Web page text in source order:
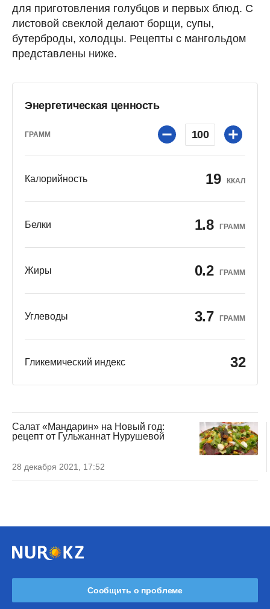
для приготовления голубцов и первых блюд. С
листовой свеклой делают борщи, супы,
бутерброды, холодцы. Рецепты с мангольдом
представлены ниже.
Энергетическая ценность
ГРАММ 100
19 ККАЛ
Калорийность
1.8 ГРАММ
Белки
0.2 ГРАММ
Жиры
3.7 ГРАММ
Углеводы
32
Гликемический индекс
Салат «Мандарин» на Новый год:
рецепт от Гульжаннат Нурушевой
28 декабря 2021, 17:52
Сообщить о проблеме